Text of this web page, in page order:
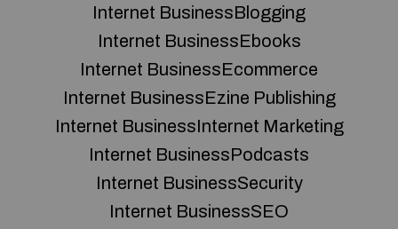
Internet BusinessBlogging
Internet BusinessEbooks
Internet BusinessEcommerce
Internet BusinessEzine Publishing
Internet BusinessInternet Marketing
Internet BusinessPodcasts
Internet BusinessSecurity
Internet BusinessSEO